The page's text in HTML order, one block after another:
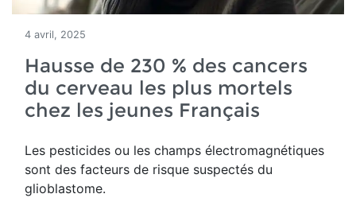
4 avril, 2025
Hausse de 230 % des cancers
du cerveau les plus mortels
chez les jeunes Français
Les pesticides ou les champs électromagnétiques
sont des facteurs de risque suspectés du
glioblastome.